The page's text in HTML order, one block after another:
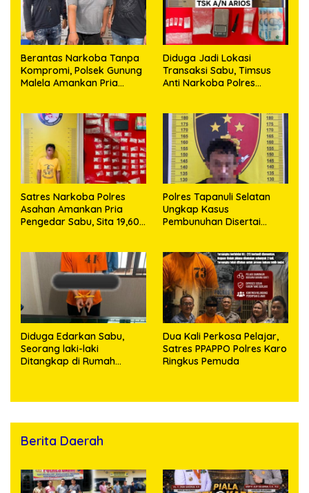
Berantas Narkoba Tanpa
Kompromi, Polsek Gunung
Malela Amankan Pria
Diduga Jadi Lokasi
Transaksi Sabu, Timsus
Anti Narkoba Polres
63,67 Gram Sabu
Satres Narkoba Polres
Asahan Amankan Pria
Pengedar Sabu, Sita 19,60
Polres Tapanuli Selatan
Ungkap Kasus
Pembunuhan Disertai
Ditangkap
Diduga Edarkan Sabu,
Seorang laki-laki
Ditangkap di Rumah
Dua Kali Perkosa Pelajar,
Satres PPAPPO Polres Karo
Ringkus Pemuda
Berita Daerah